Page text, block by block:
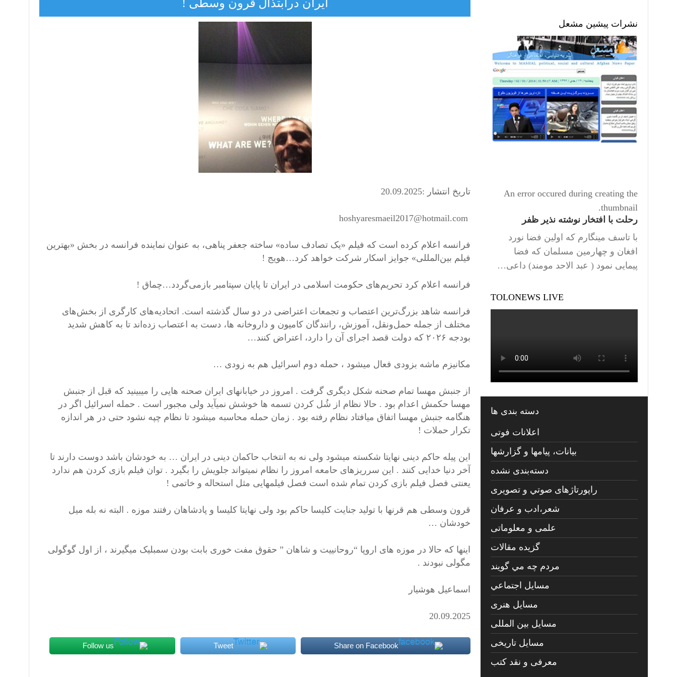
ایران درابتذال قرون وسطی !
تاریخ انتشار :20.09.2025
فرانسه اعلام کرده است که فیلم «یک تصادف ساده» ساخته جعفر پناهی، به عنوان نماینده فرانسه در بخش «بهترین
فیلم بین‌المللی» جوایز اسکار شرکت خواهد کرد…هویج !
فرانسه اعلام کرد تحریم‌های حکومت اسلامی در ایران تا پایان سپتامبر بازمی‌گردد…چماق !
فرانسه شاهد بزرگ‌ترین اعتصاب‌ و تجمعات اعتراضی در دو سال گذشته است. اتحادیه‌های کارگری از بخش‌های
مختلف از جمله حمل‌ونقل، آموزش، رانندگان کامیون و داروخانه ها، دست به اعتصاب زده‌اند تا به کاهش‌ شدید
بودجه ۲۰۲۶ که دولت قصد اجرای آن را دارد، اعتراض کنند…
مکانیزم ماشه بزودی فعال میشود ، حمله دوم اسرائیل هم به زودی …
از جنبش مهسا تمام صحنه شکل دیگری گرفت . امروز در خیابانهای ایران صحنه هایی را میبینید که قبل از جنبش
مهسا حکمش اعدام بود . حالا نظام از شُل کردن تسمه ها خوشش نمیآید ولی مجبور است . حمله اسرائیل اگر در
هنگامه جنبش مهسا اتفاق میافتاد نظام رفته بود . زمان حمله محاسبه میشود تا نظام چپه نشود حتی در هر اندازه
تکرار حملات !
این پیله حاکم دینی نهایتا شکسته میشود ولی نه به انتخاب حاکمان دینی در ایران … به خودشان باشد دوست دارند تا
آخر دنیا خدایی کنند . این سرریزهای حامعه امروز را نظام نمیتواند جلویش را بگیرد . توان فیلم بازی کردن هم ندارد
یعنتی فصل فیلم بازی کردن تمام شده است فصل فیلمهایی مثل استحاله و خاتمی !
قرون وسطی هم قرنها با تولید جنایت کلیسا حاکم بود ولی نهایتا کلیسا و پادشاهان رفتند موزه . البته نه بله میل
خودشان …
اینها که حالا در موزه های اروپا “روحانییت و شاهان ” حقوق مفت خوری بابت بودن سمبلیک میگیرند ، از اول گوگولی
مگولی نبودند .
اسماعیل هوشیار
20.09.2025
Share on Facebook
Tweet
Follow us
نشرات پیشین مشعل
An error occured during creating the
thumbnail.
رحلت با افتخار نوشته نذیر ظفر
با تاسف مینگارم که اولین فضا نورد
افغان و چهارمین مسلمان که فضا
پیمایی نمود ( عبد الاحد مومند) داعی…
TOLONEWS LIVE
دسته بندی ها
اعلانات فوتی
بیانات، پیامها و گزارشها
دسته‌بندی نشده
راپورتاژهای صوتي و تصويری
شعر،ادب و عرفان
علمی و معلوماتی
گزیده مقالات
مردم چه مي گويند
مسايل اجتماعي
مسايل هنری
مسایل بین المللی
مسایل تاریخی
معرفی و نقد کتب